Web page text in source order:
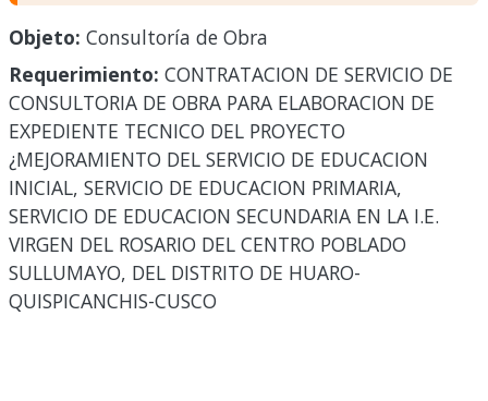
Objeto: Consultoría de Obra
Requerimiento: CONTRATACION DE SERVICIO DE
CONSULTORIA DE OBRA PARA ELABORACION DE
EXPEDIENTE TECNICO DEL PROYECTO
¿MEJORAMIENTO DEL SERVICIO DE EDUCACION
INICIAL, SERVICIO DE EDUCACION PRIMARIA,
SERVICIO DE EDUCACION SECUNDARIA EN LA I.E.
VIRGEN DEL ROSARIO DEL CENTRO POBLADO
SULLUMAYO, DEL DISTRITO DE HUARO-
QUISPICANCHIS-CUSCO